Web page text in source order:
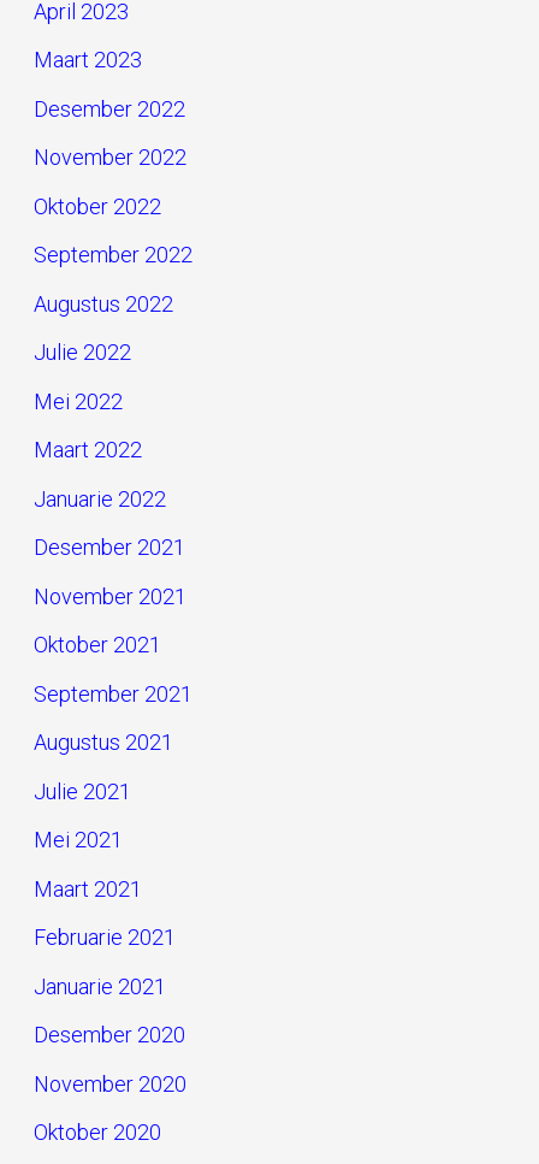
April 2023
Maart 2023
Desember 2022
November 2022
Oktober 2022
September 2022
Augustus 2022
Julie 2022
Mei 2022
Maart 2022
Januarie 2022
Desember 2021
November 2021
Oktober 2021
September 2021
Augustus 2021
Julie 2021
Mei 2021
Maart 2021
Februarie 2021
Januarie 2021
Desember 2020
November 2020
Oktober 2020